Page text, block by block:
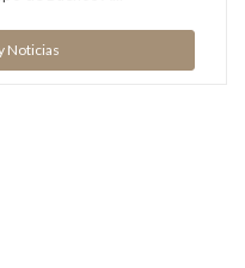
Noticias